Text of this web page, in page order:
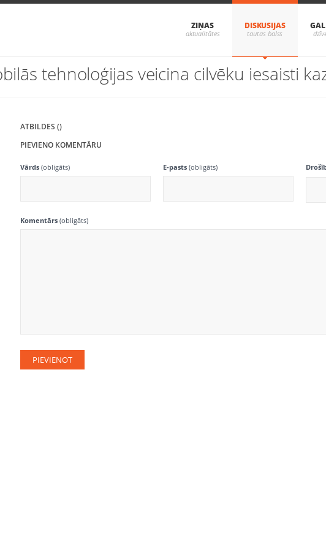
ZIŅAS DISKUSIJAS
tehnoloģijas veicina cilvēku iesaisti
ATBILDES ()
PIEVIENO KOMENTĀRU
Vārds (obligāts) E-pasts (obligāts)
Komentārs (obligāts)